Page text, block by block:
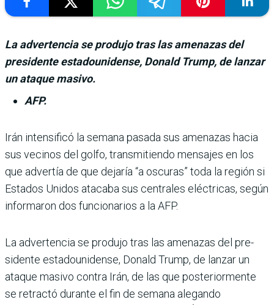
La advertencia se produjo tras las amenazas del
presidente estadounidense, Donald Trump, de lanzar
un ataque masivo.
AFP.
Irán intensificó la semana pasada sus amenazas hacia
sus vecinos del golfo, transmitiendo mensa­jes en los
que advertía de que dejaría “a oscuras” toda la región si
Estados Unidos ata­caba sus centrales eléctricas, según
informaron dos funcio­narios a la AFP.
La advertencia se produjo tras las amenazas del pre­
sidente estadounidense, Donald Trump, de lanzar un
ataque masivo contra Irán, de las que posteriormente
se retractó durante el fin de semana alegando